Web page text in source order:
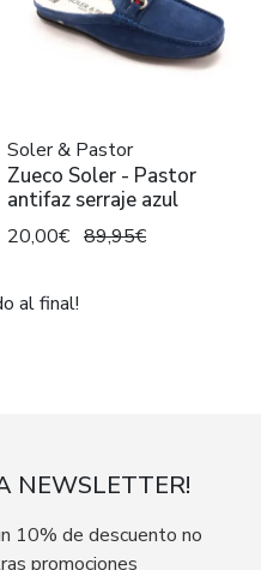
Soler & Pastor
Zueco Soler - Pastor
antifaz serraje azul
20,00€ 89,95€
al final!
NEWSLETTER!
10% de descuento no
promociones